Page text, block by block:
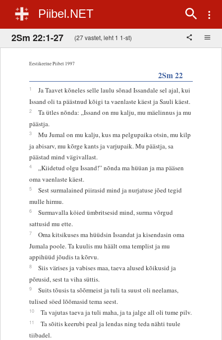
Piibel.NET
2Sm 22:1-27 (27 vastet, leht 1 1-st)
Eestikeelne Piibel 1997
2Sm 22
1
Ja Taavet kõneles selle laulu sõnad Issandale sel ajal, kui
Issand oli ta päästnud kõigi ta vaenlaste käest ja Sauli käest.
2
Ta ütles nõnda: „Issand on mu kalju, mu mäelinnus ja mu
päästja.
3
Mu Jumal on mu kalju, kus ma pelgupaika otsin, mu kilp
ja abisarv, mu kõrge kants ja varjupaik. Mu päästja, sa
päästad mind vägivallast.
4
„Kiidetud olgu Issand!” nõnda ma hüüan ja ma pääsen
oma vaenlaste käest.
5
Sest surmalained piirasid mind ja nurjatuse jõed tegid
mulle hirmu.
6
Surmavalla köied ümbritsesid mind, surma võrgud
sattusid mu ette.
7
Oma kitsikuses ma hüüdsin Issandat ja kisendasin oma
Jumala poole. Ta kuulis mu häält oma templist ja mu
appihüüd jõudis ta kõrvu.
8
Siis värises ja vabises maa, taeva alused kõikusid ja
põrusid, sest ta viha süttis.
9
Suits tõusis ta sõõrmeist ja tuli ta suust oli neelamas,
tulised söed lõõmasid tema seest.
10 Ta vajutas taeva ja tuli maha, ja ta jalge all oli tume pilv.
11
Ta sõitis keerubi peal ja lendas ning teda nähti tuule
tiibadel.